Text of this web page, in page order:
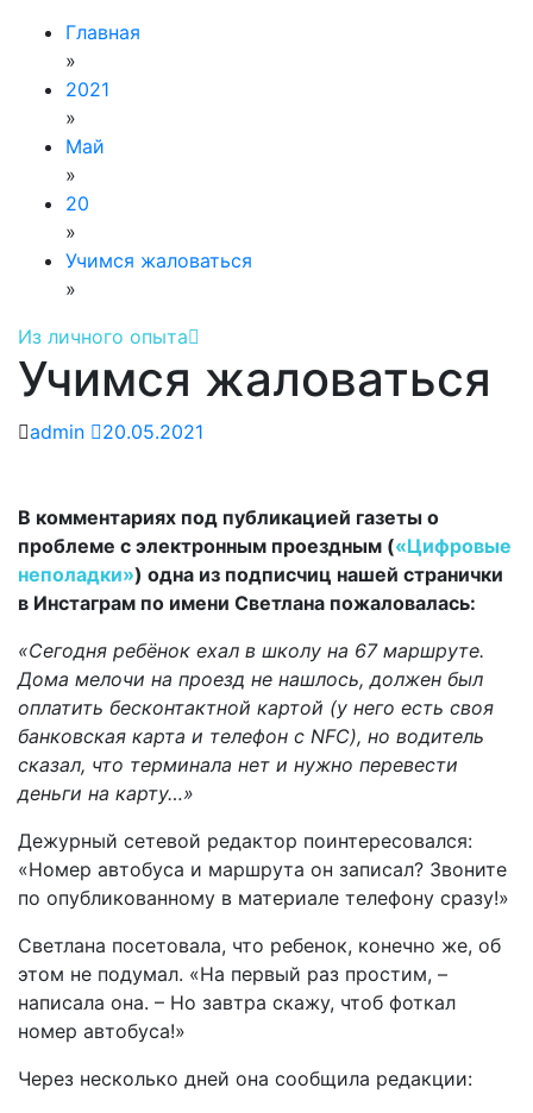
Главная
»
2021
»
Май
»
20
»
Учимся жаловаться
»
Из личного опыта
Учимся жаловаться
admin 20.05.2021
В комментариях под публикацией газеты о
проблеме с электронным проездным («Цифровые
неполадки») одна из подписчиц нашей странички
в Инстаграм по имени Светлана пожаловалась:
«Сегодня ребёнок ехал в школу на 67 маршруте.
Дома мелочи на проезд не нашлось, должен был
оплатить бесконтактной картой (у него есть своя
банковская карта и телефон с NFC), но водитель
сказал, что терминала нет и нужно перевести
деньги на карту…»
Дежурный сетевой редактор поинтересовался:
«Номер автобуса и маршрута он записал? Звоните
по опубликованному в материале телефону сразу!»
Светлана посетовала, что ребенок, конечно же, об
этом не подумал. «На первый раз простим, –
написала она. – Но завтра скажу, чтоб фоткал
номер автобуса!»
Через несколько дней она сообщила редакции: